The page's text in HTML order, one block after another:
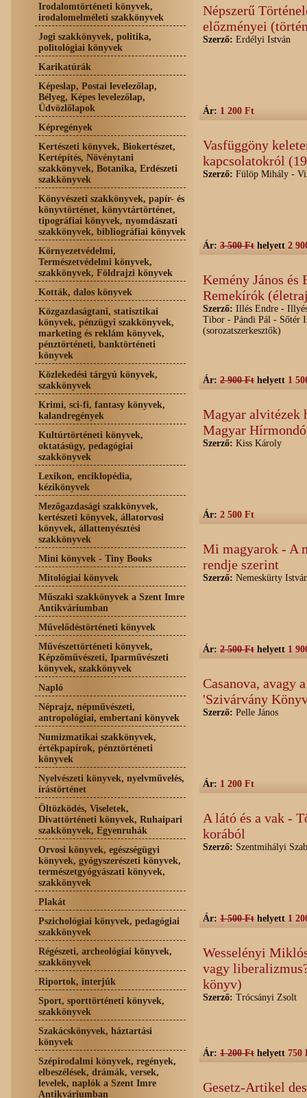
Irodalomtörténeti könyvek,
irodalomelméleti szakkönyvek
Jogi szakkönyvek, politika,
politológiai könyvek
Karikatúrák
Képeslap, Postai levelezőlap,
Bélyeg, Képes levelezőlap,
Üdvözlőlapok
Képregények
Kertészeti könyvek, Biokertészet,
Kertépítés, Növénytani
szakkönyvek, Botanika, Erdészeti
szakkönyvek
Könyvészeti szakkönyvek, papír- és
könyvtörténet, könyvtártörténet,
tipográfiai könyvek, nyomdászati
szakkönyvek, bibliográfiai könyvek
Környezetvédelmi,
Természetvédelmi könyvek,
szakkönyvek, Földrajzi könyvek
Kották, dalos könyvek
Közgazdaságtani, statisztikai
könyvek, pénzügyi szakkönyvek,
marketing és reklám könyvek,
pénztörténeti, banktörténeti
könyvek
Közlekedési tárgyú könyvek,
szakkönyvek
Krimi, sci-fi, fantasy könyvek,
kalandregények
Kultúrtörténeti könyvek,
oktatásügy, pedagógiai
szakkönyvek
Lexikon, enciklopédia,
kézikönyvek
Mezőgazdasági szakkönyvek,
kertészeti könyvek, állatorvosi
könyvek, állattenyésztési
szakkönyvek
Mini könyvek - Tiny Books
Mitológiai könyvek
Műszaki szakkönyvek a Szent Imre
Antikváriumban
Művelődéstörténeti könyvek
Művészettörténeti könyvek,
Képzőművészeti, Iparművészeti
könyvek, szakkönyvek
Napló
Néprajz, népművészeti,
antropológiai, embertani könyvek
Numizmatikai szakkönyvek,
értékpapírok, pénztörténeti
könyvek
Nyelvészeti könyvek, nyelvművelés,
írástörténet
Öltözködés, Viseletek,
Divattörténeti könyvek, Ruhaipari
szakkönyvek, Egyenruhák
Orvosi könyvek, egészségügyi
könyvek, gyógyszerészeti könyvek,
természetgyógyászati könyvek,
szakkönyvek
Plakát
Pszichológiai könyvek, pedagógiai
szakkönyvek
Régészeti, archeológiai könyvek,
szakkönyvek
Riportok, interjúk
Sport, sporttörténeti könyvek,
szakkönyvek
Szakácskönyvek, háztartási
könyvek
Szépirodalmi könyvek, regények,
elbeszélések, drámák, versek,
levelek, naplók a Szent Imre
Antikváriumban
Népszerű
előzményei
Szerző: Erdélyi István
Ár: 1 200 Ft
Vasfüggöny
kapcsolatokról
Szerző: Fülöp Mihály -
Ár: 3 500 Ft helyett 2
Kemény János
Remekírók
Szerző: Illés Endre -
Tibor - Pándi Pál - Sőtér
(sorozatszerkesztők)
Ár: 2 900 Ft helyett 1
Magyar alvitézek
Magyar Hírmondó
Szerző: Kiss Károly
Ár: 2 500 Ft
Mi magyarok - A
rendje szerint
Szerző: Nemeskürty
Ár: 2 500 Ft helyett 1
Casanova, avagy
'Szivárvány
Szerző: Pelle János
Ár: 1 200 Ft
A látó és a vak -
korából
Szerző: Szentmihályi
Ár: 1 500 Ft helyett 1
Wesselényi
vagy
könyv)
Szerző: Trócsányi Zsolt
Ár: 1 200 Ft helyett 750
Gesetz-Artikel